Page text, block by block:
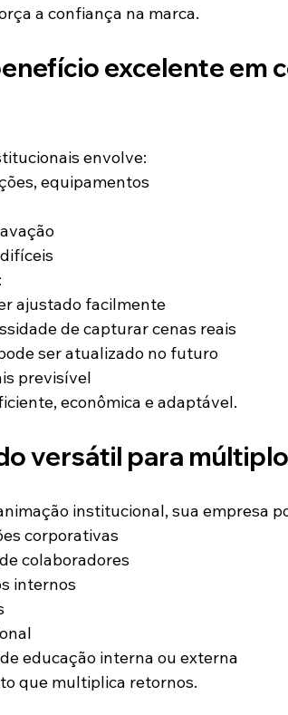
a confiança na marca.
excelente em
envolve:
equipamentos
ajustado facilmente
de capturar cenas reais
ser atualizado no futuro
previsível
econômica e adaptável.
versátil para
institucional, sua empresa
corporativas
colaboradores
internos
educação interna ou externa
que multiplica retornos.